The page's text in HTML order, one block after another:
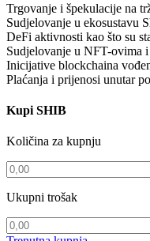
Trgovanje i špekulacije na
Sudjelovanje u ekosustavu
DeFi aktivnosti kao što su
Sudjelovanje u NFT-ovima
Inicijative blockchaina
Plaćanja i prijenosi unutar
Kupi SHIB
Količina za kupnju
Ukupni trošak